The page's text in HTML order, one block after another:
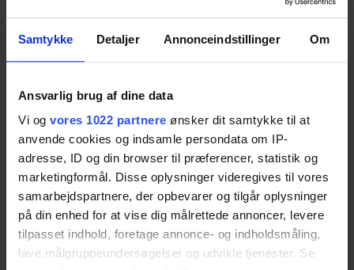
Samtykke Detaljer Annonceindstillinger Om
Ansvarlig brug af dine data
Vi og vores 1022 partnere ønsker dit samtykke til at
anvende cookies og indsamle persondata om IP-
adresse, ID og din browser til præferencer, statistik og
marketingformål. Disse oplysninger videregives til vores
samarbejdspartnere, der opbevarer og tilgår oplysninger
på din enhed for at vise dig målrettede annoncer, levere
tilpasset indhold, foretage annonce- og indholdsmåling,
lave målgruppeundersøgelser og udvikle tjenester. Se
Funktion
Foldbar
Størrelser
146 cm / 178 cm / 210 cm